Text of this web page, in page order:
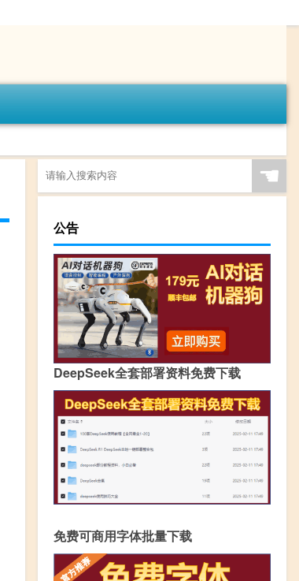
☚
公告
DeepSeek全套部署资料免费下载
免费可商用字体批量下载